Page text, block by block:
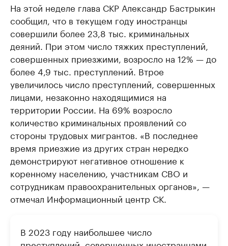
На этой неделе глава СКР Александр Бастрыкин
сообщил, что в текущем году иностранцы
совершили более 23,8 тыс. криминальных
деяний. При этом число тяжких преступлений,
совершенных приезжими, возросло на 12% — до
более 4,9 тыс. преступлений. Втрое
увеличилось число преступлений, совершенных
лицами, незаконно находящимися на
территории России. На 69% возросло
количество криминальных проявлений со
стороны трудовых мигрантов. «В последнее
время приезжие из других стран нередко
демонстрируют негативное отношение к
коренному населению, участникам СВО и
сотрудникам правоохранительных органов», —
отмечал Информационный центр СК.
В 2023 году наибольшее число